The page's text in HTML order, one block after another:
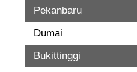
Pekanbaru
Dumai
Bukittinggi